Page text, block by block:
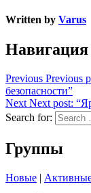
Written by Varus
Навигация
Previous Previous
безопасности”
Next Next post:
Search for:
Группы
Новые |